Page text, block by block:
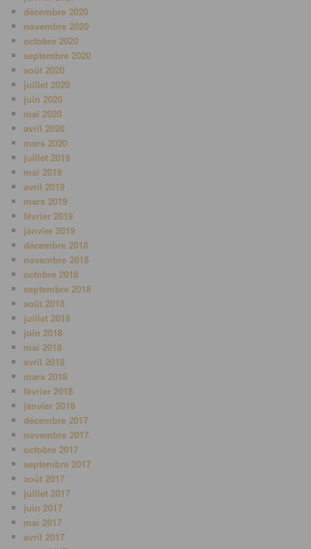
décembre 2020
novembre 2020
octobre 2020
septembre 2020
août 2020
juillet 2020
juin 2020
mai 2020
avril 2020
mars 2020
juillet 2019
mai 2019
avril 2019
mars 2019
février 2019
janvier 2019
décembre 2018
novembre 2018
octobre 2018
septembre 2018
août 2018
juillet 2018
juin 2018
mai 2018
avril 2018
mars 2018
février 2018
janvier 2018
décembre 2017
novembre 2017
octobre 2017
septembre 2017
août 2017
juillet 2017
juin 2017
mai 2017
avril 2017